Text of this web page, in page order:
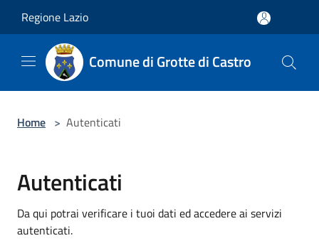
Regione Lazio
Comune di Grotte di Castro
Home > Autenticati
Autenticati
Da qui potrai verificare i tuoi dati ed accedere ai servizi
autenticati.